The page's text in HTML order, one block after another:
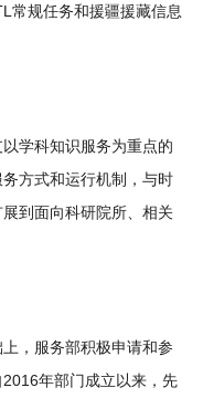
常规任务和援疆援藏信息
学科知识服务为重点的
方式和运行机制，与时
到面向科研院所、相关
，服务部积极申请和参
年部门成立以来，先